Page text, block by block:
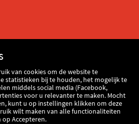
van cookies om de website te
statistieken bij te houden, het mogelijk te
middels social media (Facebook,
voor u relevanter te maken. Mocht
kunt u op instellingen klikken om deze
wilt maken van alle functionaliteiten
Accepteren.